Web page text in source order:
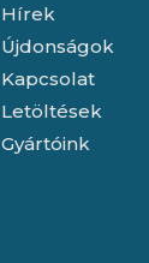
Hírek
Újdonságok
Kapcsolat
Letöltések
Gyártóink